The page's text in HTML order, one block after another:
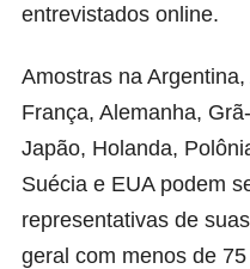
entrevistados online.
Amostras na
França, Alemanha,
Japão, Holanda,
Suécia e EUA podem
representativas de
geral com menos de